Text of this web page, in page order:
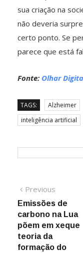
sua criação na
não deveria
certo ponto. Se
parece que está
Fonte: Olhar
TAGS: Alzheimer
inteligência artificial
de
Post
Previous
post:
Emissões de
carbono na Lua
põem em xeque
teoria da
formação do